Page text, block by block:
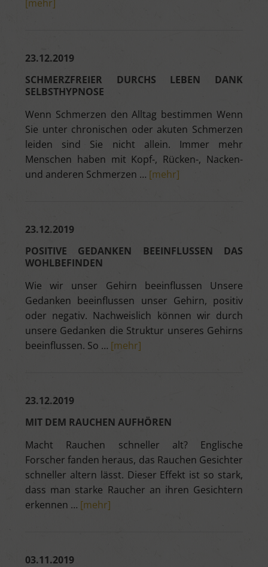
[mehr]
23.12.2019
SCHMERZFREIER DURCHS LEBEN DANK
SELBSTHYPNOSE
Wenn Schmerzen den Alltag bestimmen Wenn
Sie unter chronischen oder akuten Schmerzen
leiden sind Sie nicht allein. Immer mehr
Menschen haben mit Kopf-, Rücken-, Nacken-
und anderen Schmerzen … [mehr]
23.12.2019
POSITIVE GEDANKEN BEEINFLUSSEN DAS
WOHLBEFINDEN
Wie wir unser Gehirn beeinflussen Unsere
Gedanken beeinflussen unser Gehirn, positiv
oder negativ. Nachweislich können wir durch
unsere Gedanken die Struktur unseres Gehirns
beeinflussen. So … [mehr]
23.12.2019
MIT DEM RAUCHEN AUFHÖREN
Macht Rauchen schneller alt? Englische
Forscher fanden heraus, das Rauchen Gesichter
schneller altern lässt. Dieser Effekt ist so stark,
dass man starke Raucher an ihren Gesichtern
erkennen … [mehr]
03.11.2019